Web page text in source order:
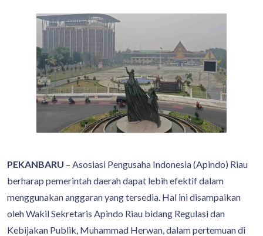
PEKANBARU – Asosiasi Pengusaha Indonesia (Apindo) Riau
berharap pemerintah daerah dapat lebih efektif dalam
menggunakan anggaran yang tersedia. Hal ini disampaikan
oleh Wakil Sekretaris Apindo Riau bidang Regulasi dan
Kebijakan Publik, Muhammad Herwan, dalam pertemuan di